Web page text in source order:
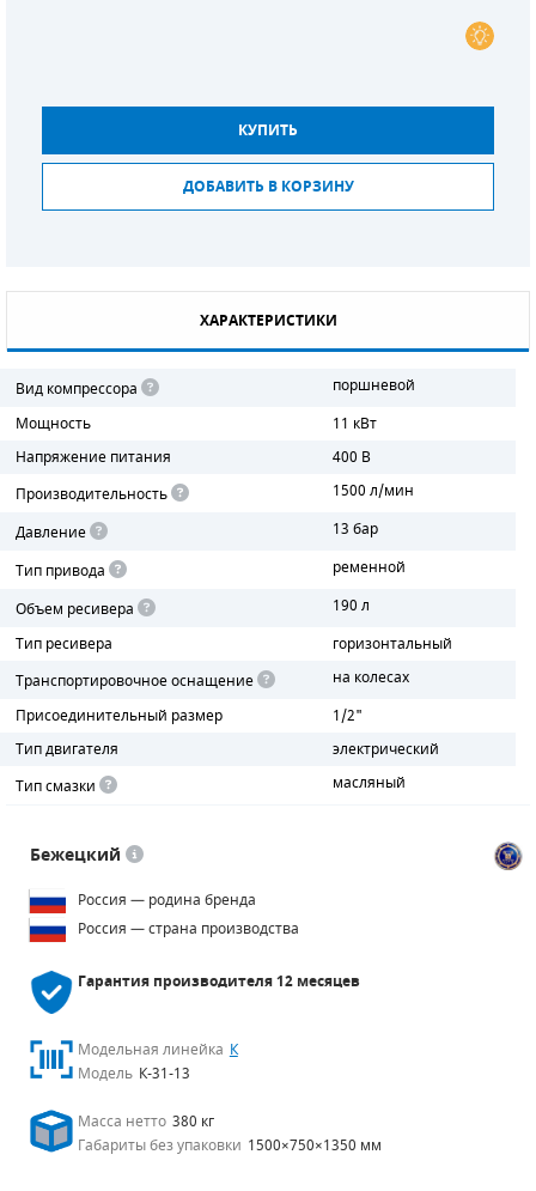
КУПИТЬ
ДОБАВИТЬ В КОРЗИНУ
ХАРАКТЕРИСТИКИ
Вид компрессора
поршневой
Мощность
11 кВт
Напряжение питания
400 В
Производительность
1500 л/мин
Давление
13 бар
Тип привода
ременной
Объем ресивера
190 л
Тип ресивера
горизонтальный
Транспортировочное оснащение
на колесах
Присоединительный размер
1/2"
Тип двигателя
электрический
Тип смазки
масляный
Бежецкий
Россия — родина бренда
Россия — страна производства
Гарантия производителя12 месяцев
Модельная линейка К
Модель К-31-13
Масса нетто 380 кг
Габариты без упаковки 1500×750×1350 мм
ДЛЯ АДСОРБЦИОННЫХ ОСУШИТЕЛЕЙ
ЭЛЕКТРОДВИГАТЕЛИ
БЕНЗИНОВЫЕ ДВИГАТЕЛИ
ФИЛЬТРЫ ТОПЛИВНЫЕ
МОТОРНОЕ МАСЛО
ПОДШИПНИКИ
ПОРШНЕВЫЕ БЛОКИ
ДЕТАЛИ ПОРШНЕВЫХ КОМПРЕССОРОВ
ДЕТАЛИ СПИРАЛЬНЫХ КОМПРЕССОРОВ
ДЕТАЛИ НАСОСНОЙ ЧАСТИ
ДЕТАЛИ ПОГРУЖНЫХ НАСОСОВ
ШЛАНГИ ДЛЯ МОТОПОМП
ДЛЯ ВАКУУМНЫХ НАСОСОВ